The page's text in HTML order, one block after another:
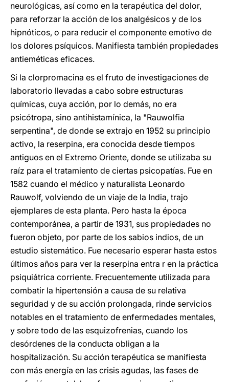
neurológicas, así como en la terapéutica del dolor,
para reforzar la acción de los analgésicos y de los
hipnóticos, o para reducir el componente emotivo de
los dolores psíquicos. Manifiesta también propiedades
antieméticas eficaces.
Si la clorpromacina es el fruto de investigaciones de
laboratorio llevadas a cabo sobre estructuras
químicas, cuya acción, por lo demás, no era
psicótropa, sino antihistamínica, la "Rauwolfia
serpentina", de donde se extrajo en 1952 su principio
activo, la reserpina, era conocida desde tiempos
antiguos en el Extremo Oriente, donde se utilizaba su
raíz para el tratamiento de ciertas psicopatías. Fue en
1582 cuando el médico y naturalista Leonardo
Rauwolf, volviendo de un viaje de la India, trajo
ejemplares de esta planta. Pero hasta la época
contemporánea, a partir de 1931, sus propiedades no
fueron objeto, por parte de los sabios indios, de un
estudio sistemático. Fue necesario esperar hasta estos
últimos años para ver la reserpina entra r en la práctica
psiquiátrica corriente. Frecuentemente utilizada para
combatir la hipertensión a causa de su relativa
seguridad y de su acción prolongada, rinde servicios
notables en el tratamiento de enfermedades mentales,
y sobre todo de las esquizofrenias, cuando los
desórdenes de la conducta obligan a la
hospitalización. Su acción terapéutica se manifiesta
con más energía en las crisis agudas, las fases de